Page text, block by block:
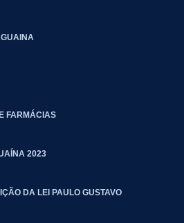
FARMÁCIAS
2023
DA LEI PAULO GUSTAVO